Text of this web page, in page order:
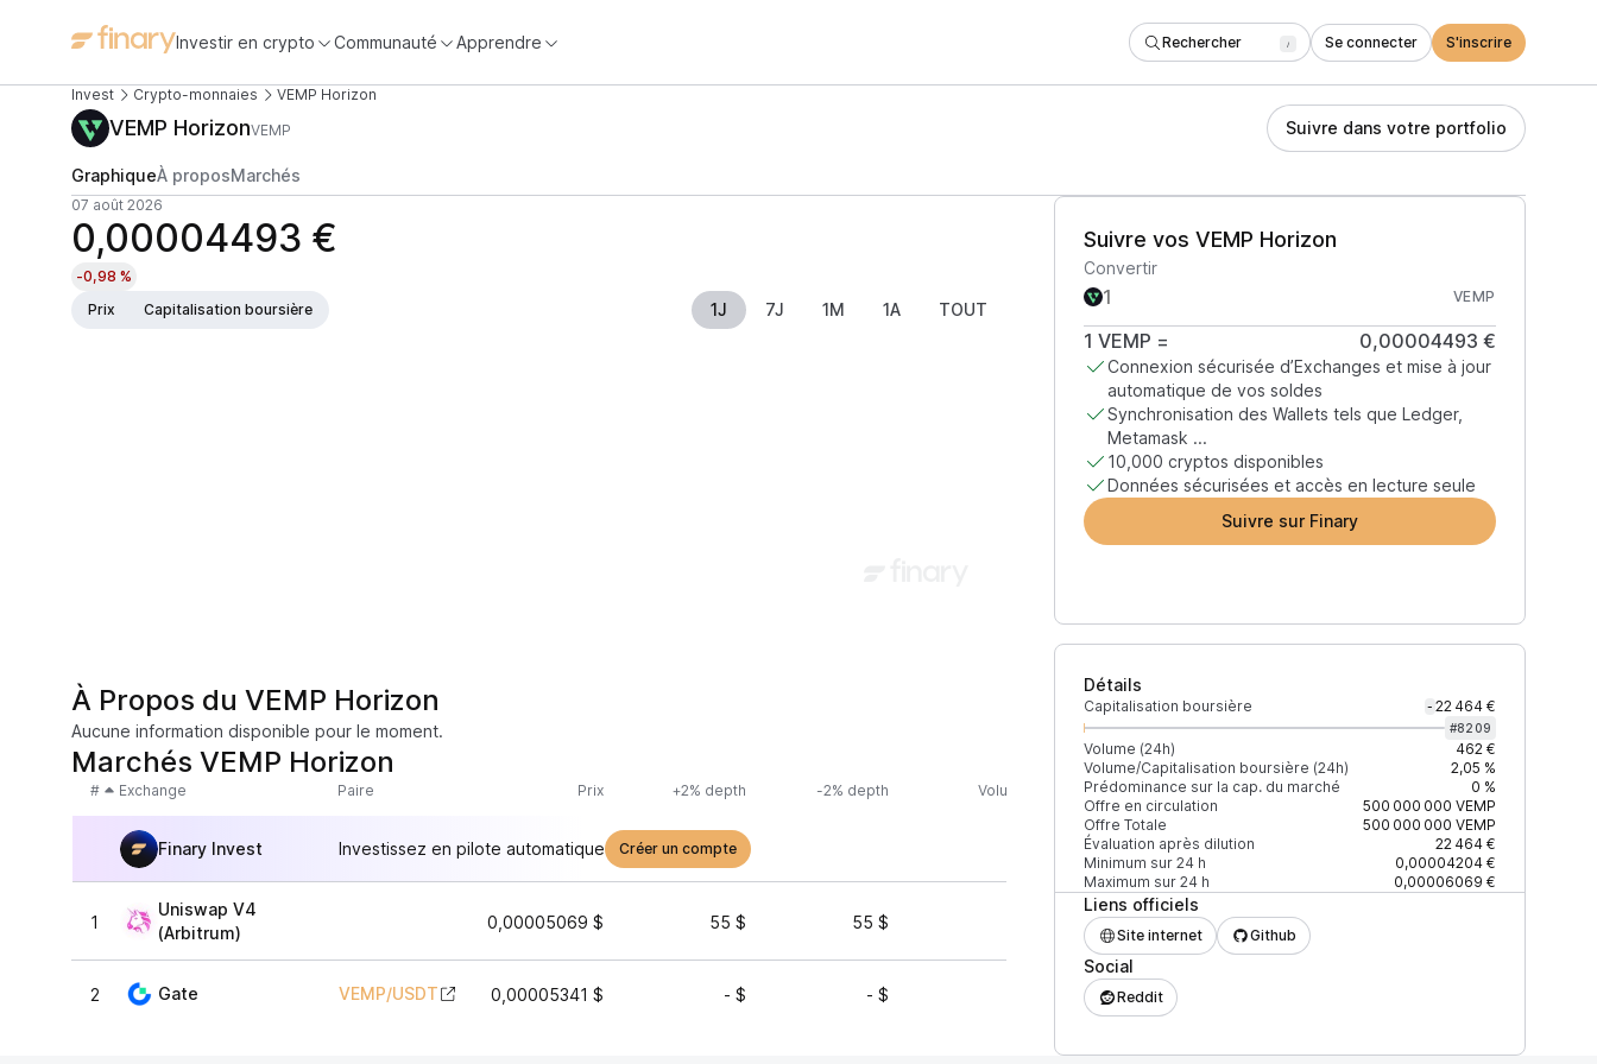
Investir en crypto Communauté Apprendre Rechercher / Se connecter S'inscrire
Invest Crypto-monnaies VEMP Horizon
VEMP HorizonVEMP Suivre dans votre portfolio
GraphiqueÀ proposMarchés
07 août 2026
0,00004493 €
-0,98 %
Prix
Capitalisation boursière 1J 7J 1M 1A TOUT
Suivre vos VEMP Horizon
Convertir
VEMP
1 VEMP = 0,00004493 €
Connexion sécurisée d’Exchanges et mise à jour
automatique de vos soldes
Synchronisation des Wallets tels que Ledger,
Metamask ...
10,000 cryptos disponibles
Données sécurisées et accès en lecture seule
Suivre sur Finary
Détails
Capitalisation boursière - 22 464 €
#8209
Volume (24h)
462 €
Volume/Capitalisation boursière (24h)
2,05 %
Prédominance sur la cap. du marché
0 %
Offre en circulation
500 000 000 VEMP
Offre Totale
500 000 000 VEMP
Évaluation après dilution
22 464 €
Minimum sur 24 h
0,00004204 €
Maximum sur 24 h
0,00006069 €
Liens officiels
Site internet Github
Social
Reddit
À Propos du VEMP Horizon
Aucune information disponible pour le moment.
Marchés VEMP Horizon
# Exchange Paire Prix +2% depth -2% depth Volume (24h) % du volume Confiance Mis à jour
Finary Invest Investissez en pilote automatique Créer un compte
1
Uniswap V4
(Arbitrum)
0,00005069 $ 55 $ 55 $ 60,30 % ÉLEVÉE
2 Gate VEMP/USDT 0,00005341 $ - $ - $ 39,70 %